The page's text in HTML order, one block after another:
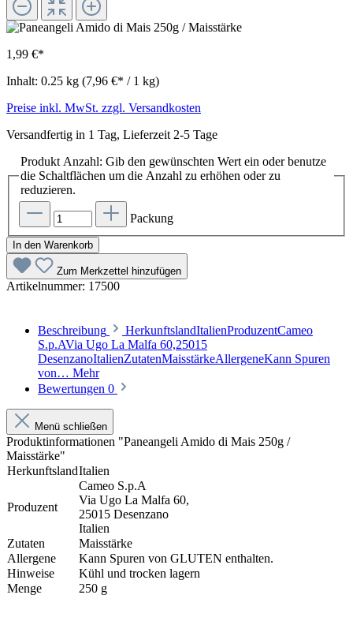
1,99 €*
Inhalt: 0.25 kg (7,96 €* / 1 kg)
Preise inkl. MwSt. zzgl. Versandkosten
Versandfertig in 1 Tag, Lieferzeit 2-5 Tage
Produkt Anzahl: Gib den gewünschten Wert ein oder benutze
die Schaltflächen um die Anzahl zu erhöhen oder zu
reduzieren.
Packung
In den Warenkorb
Zum Merkzettel hinzufügen
Artikelnummer: 17500
Beschreibung
HerkunftslandItalienProduzentCameo
S.p.AVia Ugo La Malfa 60,25015
DesenzanoItalienZutatenMaisstärkeAllergeneKann Spuren
von… Mehr
Bewertungen 0
Menü schließen
Produktinformationen "Paneangeli Amido di Mais 250g /
Maisstärke"
HerkunftslandItalien
Produzent
Cameo S.p.A
Via Ugo La Malfa 60,
25015 Desenzano
Italien
Zutaten
Maisstärke
Allergene
Kann Spuren von GLUTEN enthalten.
Hinweise
Kühl und trocken lagern
Menge
250 g